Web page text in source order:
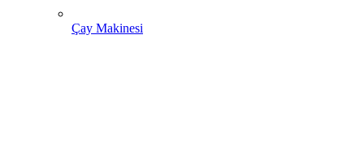
Çay Makinesi